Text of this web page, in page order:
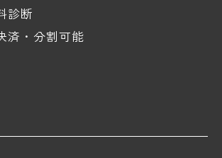
診断
済・分割可能